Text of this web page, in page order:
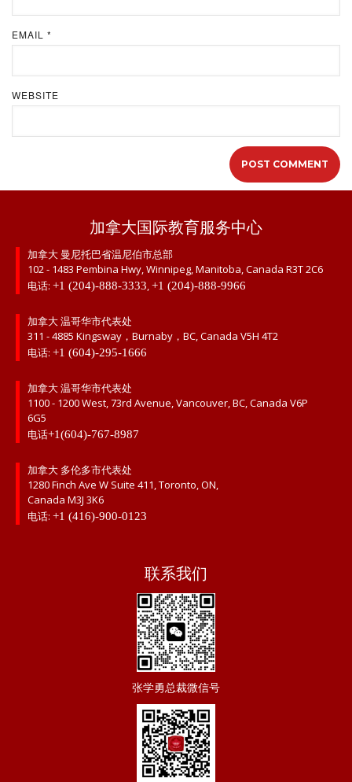
EMAIL *
WEBSITE
加拿大国际教育服务中心
加拿大 曼尼托巴省温尼伯市总部
102 - 1483 Pembina Hwy, Winnipeg, Manitoba, Canada R3T 2C6
电话: +1 (204)-888-3333,+1 (204)-888-9966
加拿大 温哥华市代表处
311 - 4885 Kingsway，Burnaby，BC, Canada V5H 4T2
电话: +1 (604)-295-1666
加拿大 温哥华市代表处
1100 - 1200 West, 73rd Avenue, Vancouver, BC, Canada V6P
6G5
电话+1(604)-767-8987
加拿大 多伦多市代表处
1280 Finch Ave W Suite 411, Toronto, ON,
Canada M3J 3K6
电话: +1 (416)-900-0123
联系我们
张学勇总裁微信号